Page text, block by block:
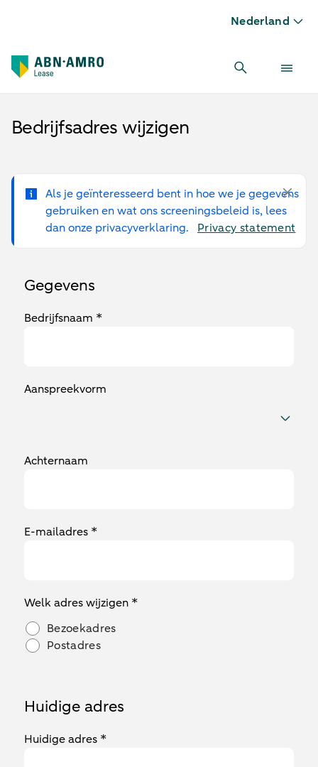
Nederland
Bedrijfsadres wijzigen
Als je geïnteresseerd bent in hoe we je gegevens
gebruiken en wat ons screeningsbeleid is, lees
dan onze privacyverklaring.
Privacy statement
Gegevens
Bedrijfsnaam *
Aanspreekvorm
Achternaam
E-mailadres *
Welk adres wijzigen *
Bezoekadres
Postadres
Huidige adres
Huidige adres *